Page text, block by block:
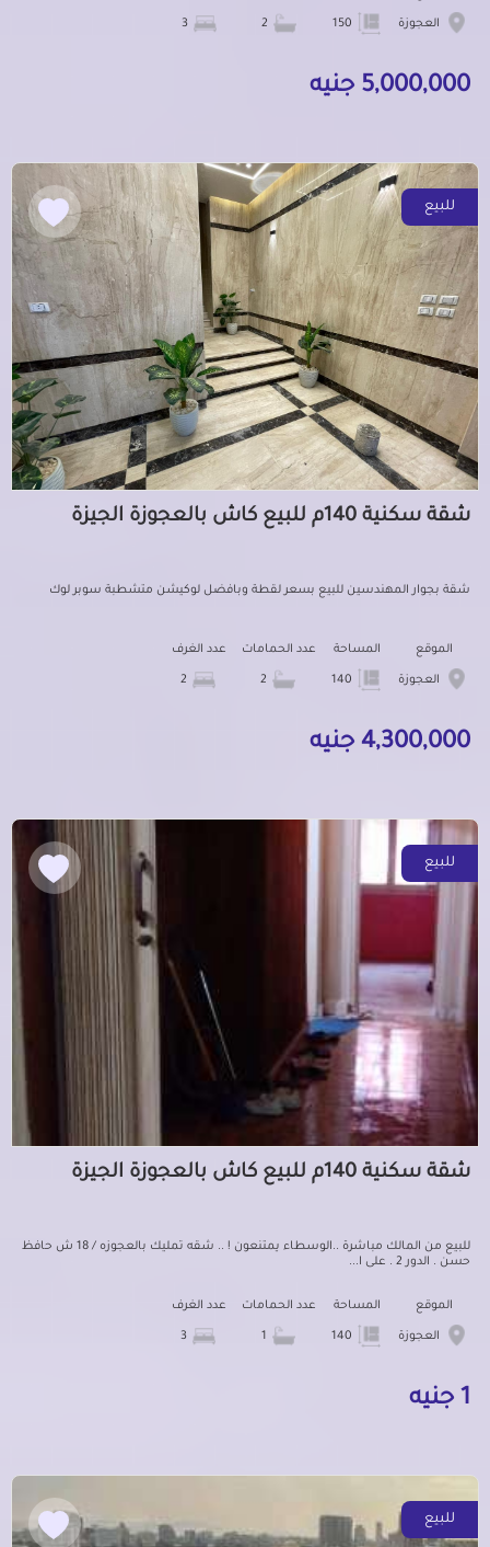
العجوزة
5,000,000 جنيه
للبيع
شقة سكنية 140م للبيع كاش بالعجوزة الجيزة
شقة بجوار المهندسين للبيع بسعر لقطة وبافضل لوكيشن متشطبة سوبر لوك
الموقع
العجوزة
المساحة عدد الحمامات عدد الغرف
4,300,000 جنيه
للبيع
شقة سكنية 140م للبيع كاش بالعجوزة الجيزة
للبيع من المالك مباشرة ..الوسطاء يمتنعون ! .. شقه تمليك بالعجوزه / 18 ش حافظ
حسن . الدور 2 . على ا...
الموقع
العجوزة
المساحة عدد الحمامات عدد الغرف
1 جنيه
للبيع